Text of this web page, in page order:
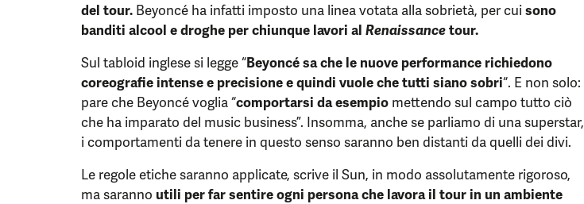
del tour. Beyoncé ha infatti imposto una linea votata alla sobrietà, per cuisono
banditi alcool e droghe per chiunque lavori al Renaissancetour.
Sul tabloid inglese si legge “Beyoncé sa che le nuove performance richiedono
coreografie intense e precisione e quindi vuole che tutti siano sobri“. E non solo:
pare che Beyoncé voglia “comportarsi da esempio mettendo sul campo tutto ciò
che ha imparato del music business”. Insomma, anche se parliamo di una superstar,
i comportamenti da tenere in questo senso saranno ben distanti da quelli dei divi.
Le regole etiche saranno applicate, scrive il Sun, in modo assolutamente rigoroso,
ma saranno utili per far sentire ogni persona che lavora il tour in un ambiente